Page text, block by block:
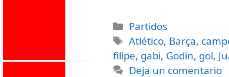
Partidos
Atlético, Barça,
filipe, gabi, Godin, gol,
Deja un comentario